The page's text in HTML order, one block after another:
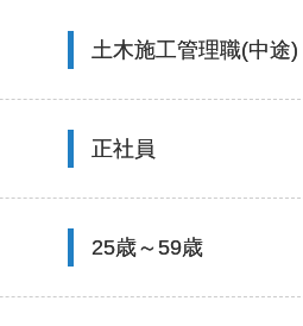
土木施工管理職(中途)
正社員
25歳～59歳